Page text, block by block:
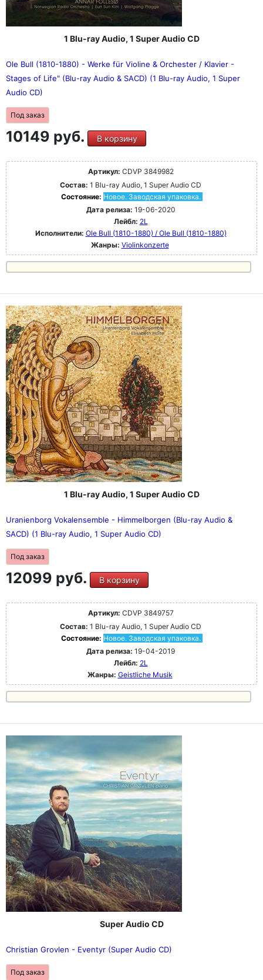
1 Blu-ray Audio, 1 Super Audio CD
Ole Bull (1810-1880) - Werke für Violine & Orchester / Klavier -
Stages of Life" (Blu-ray Audio & SACD) (1 Blu-ray Audio, 1 Super
Audio CD)
Под заказ
10149 руб. В корзину
Артикул: CDVP 3849982
Состав: 1 Blu-ray Audio, 1 Super Audio CD
Состояние: Новое. Заводская упаковка.
Дата релиза: 19-06-2020
Лейбл: 2L
Исполнители: Ole Bull (1810-1880) / Ole Bull (1810-1880)
Жанры: Violinkonzerte
1 Blu-ray Audio, 1 Super Audio CD
Uranienborg Vokalensemble - Himmelborgen (Blu-ray Audio &
SACD) (1 Blu-ray Audio, 1 Super Audio CD)
Под заказ
12099 руб. В корзину
Артикул: CDVP 3849757
Состав: 1 Blu-ray Audio, 1 Super Audio CD
Состояние: Новое. Заводская упаковка.
Дата релиза: 19-04-2019
Лейбл: 2L
Жанры: Geistliche Musik
Super Audio CD
Christian Grovlen - Eventyr (Super Audio CD)
Под заказ